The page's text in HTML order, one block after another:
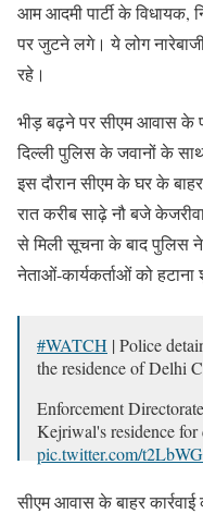
आम आदमी पार्टी के विधायक,
पर जुटने लगे। ये लोग नारेबाजी
रहे।
भीड़ बढ़ने पर सीएम आवास के
दिल्ली पुलिस के जवानों के साथ
इस दौरान सीएम के घर के बाहर
रात करीब साढ़े नौ बजे
से मिली सूचना के बाद पुलिस
नेताओं-कार्यकर्ताओं को
#WATCH | Police
the residence of Delhi
Enforcement
Kejriwal's residence for
pic.twitter.com/
— ANI (@ANI)
सीएम आवास के बाहर